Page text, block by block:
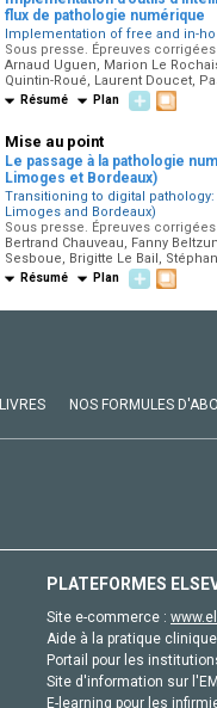
flux de pathologie numérique
Implementation of free and in-
Sous presse. Épreuves
Arnaud Uguen, Marion Le
Quintin-Roué, Laurent Doucet,
Résumé Plan
Mise au point
Le passage à la pathologie
Limoges et Bordeaux)
Transitioning to digital
Limoges and Bordeaux)
Sous presse. Épreuves
Bertrand Chauveau, Fanny
Sesboue, Brigitte Le Bail,
Résumé Plan
LIVRES NOS FORMULES
PLATEFORMES
Site e-commerce :
Aide à la pratique
Portail pour les
Site d'information sur
E-learning pour les